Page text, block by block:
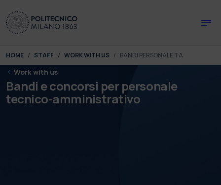
You are here:
HOME STAFF WORK WITH US BANDI PERSONALE TA
Work with us
Bandi e concorsi per personale
tecnico-amministrativo